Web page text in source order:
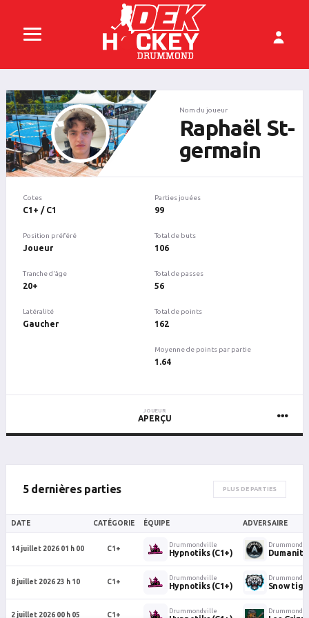
Nom du joueur
Raphaël St-
germain
Cotes
C1+ / C1
Position préféré
Joueur
Tranche d'âge
20+
Latéralité
Gaucher
Parties jouées
99
Total de buts
106
Total de passes
56
Total de points
162
Moyenne de points par partie
1.64
JOUEUR
APERÇU
5 dernières parties PLUS DE PARTIES
DATE CATÉGORIE ÉQUIPE ADVERSAIRE
14 juillet 2026 01 h 00 C1+
Drummondville
Hypnotiks (C1+) Dumanité
8 juillet 2026 23 h 10 C1+
Drummondville
Hypnotiks (C1+) Snow
2 juillet 2026 00 h 05 C1+
Drummondville